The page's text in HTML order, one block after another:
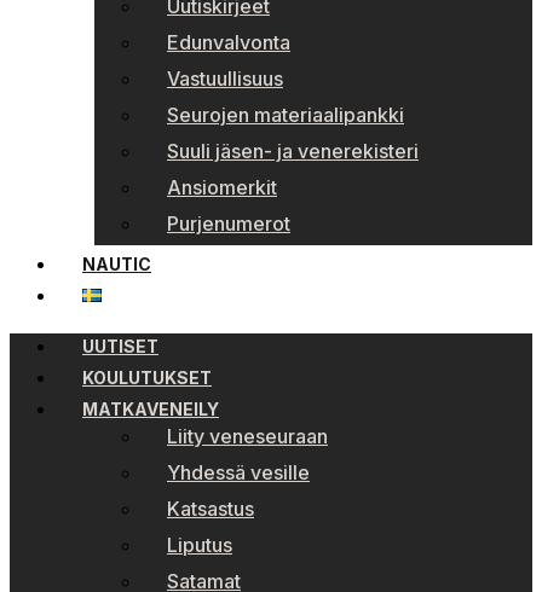
Uutiskirjeet
Edunvalvonta
Vastuullisuus
Seurojen materiaalipankki
Suuli jäsen- ja venerekisteri
Ansiomerkit
Purjenumerot
NAUTIC
UUTISET
KOULUTUKSET
MATKAVENEILY
Liity veneseuraan
Yhdessä vesille
Katsastus
Liputus
Satamat